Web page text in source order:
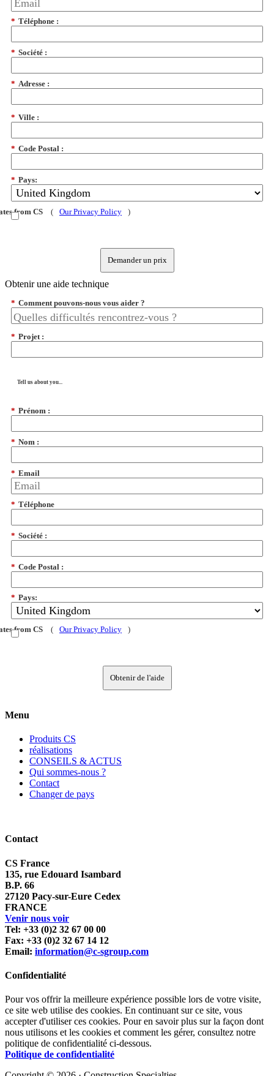
* Téléphone :
* Société :
* Adresse :
* Ville :
* Code Postal :
* Pays:
from CS ( Our Privacy Policy )
Demander un prix
Obtenir une aide technique
* Comment pouvons-nous vous aider ?
* Projet :
Tell us about you...
* Prénom :
* Nom :
* Email
* Téléphone
* Société :
* Code Postal :
* Pays:
from CS ( Our Privacy Policy )
Obtenir de l'aide
Menu
Produits CS
réalisations
CONSEILS & ACTUS
Qui sommes-nous ?
Contact
Changer de pays
Contact
CS France
135, rue Edouard Isambard
B.P. 66
27120 Pacy-sur-Eure Cedex
FRANCE
Venir nous voir
Tel: +33 (0)2 32 67 00 00
Fax: +33 (0)2 32 67 14 12
Email: information@c-sgroup.com
Confidentialité
Pour vos offrir la meilleure expérience possible lors de votre visite,
ce site web utilise des cookies. En continuant sur ce site, vous
accepter d'utiliser ces cookies. Pour en savoir plus sur la façon dont
nous utilisons et les cookies et comment les gérer, consultez notre
politique de confidentialité ci-dessous.
Politique de confidentialité